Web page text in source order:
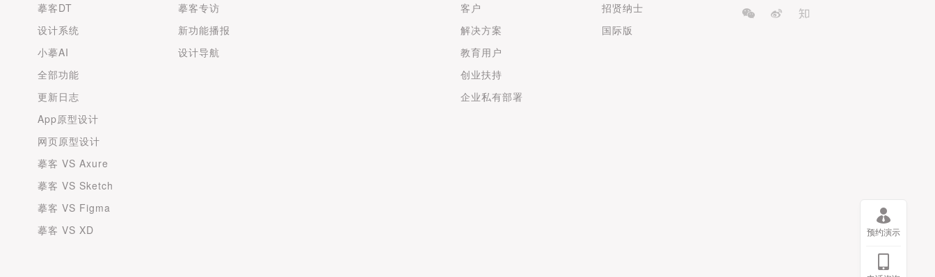
摹客DT
设计系统
小摹AI
全部功能
更新日志
App原型设计
网页原型设计
摹客 VS Axure
摹客 VS Sketch
摹客 VS Figma
摹客 VS XD
摹客专访
新功能播报
设计导航
客户
解决方案
教育用户
创业扶持
企业私有部署
招贤纳士
国际版
预约演示